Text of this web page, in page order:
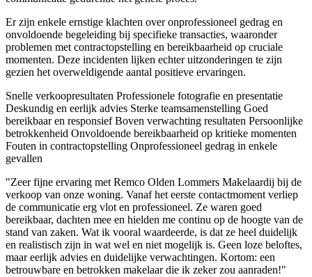
Er zijn enkele ernstige klachten over onprofessioneel gedrag en
onvoldoende begeleiding bij specifieke transacties, waaronder
problemen met contractopstelling en bereikbaarheid op cruciale
momenten. Deze incidenten lijken echter uitzonderingen te zijn
gezien het overweldigende aantal positieve ervaringen.
Snelle verkoopresultaten Professionele fotografie en presentatie
Deskundig en eerlijk advies Sterke teamsamenstelling Goed
bereikbaar en responsiefBoven verwachting resultaten Persoonlijke
betrokkenheid Onvoldoende bereikbaarheid op kritieke momenten
Fouten in contractopstelling Onprofessioneel gedrag in enkele
gevallen
"Zeer fijne ervaring met Remco Olden Lommers Makelaardij bij de
verkoop van onze woning. Vanaf het eerste contactmoment verliep
de communicatie erg vlot en professioneel. Ze waren goed
bereikbaar, dachten mee en hielden me continu op de hoogte van de
stand van zaken. Wat ik vooral waardeerde, is dat ze heel duidelijk
en realistisch zijn in wat wel en niet mogelijk is. Geen loze beloftes,
maar eerlijk advies en duidelijke verwachtingen. Kortom: een
betrouwbare en betrokken makelaar die ik zeker zou aanraden!"